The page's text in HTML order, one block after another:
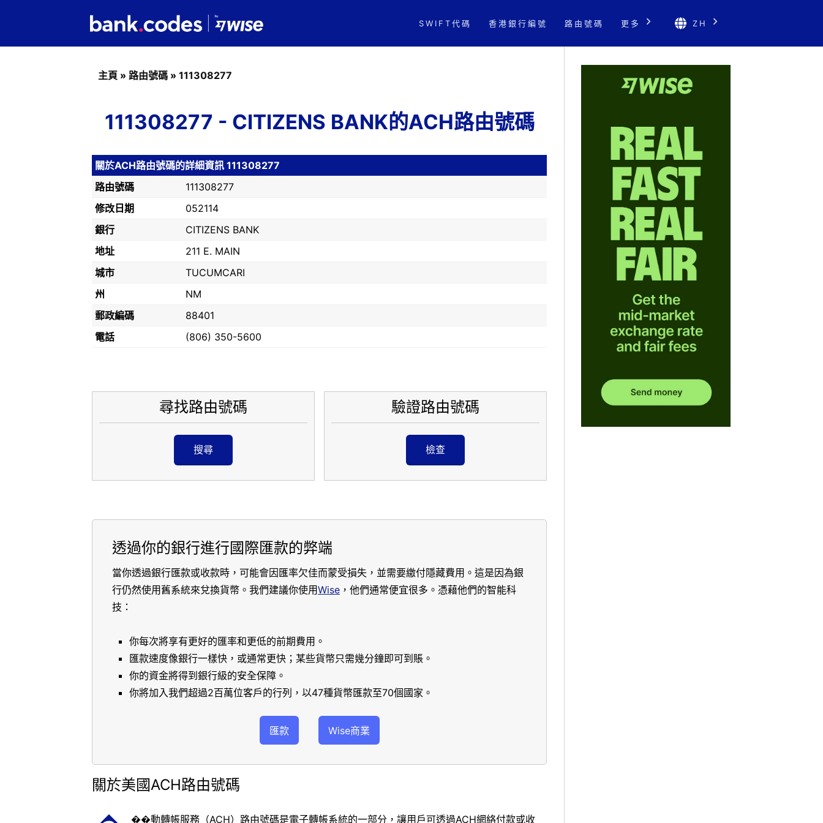
SWIFT代碼 香港銀行編號 路由號碼 更多 ZH
主頁 » 路由號碼 » 111308277
111308277 - CITIZENS BANK的ACH路由號碼
關於ACH路由號碼的詳細資訊 111308277
路由號碼
111308277
修改日期
052114
銀行
CITIZENS BANK
地址
211 E. MAIN
城市
TUCUMCARI
州
NM
郵政編碼
88401
電話
(806) 350-5600
尋找路由號碼
搜尋
驗證路由號碼
檢查
透過你的銀行進行國際匯款的弊端
當你透過銀行匯款或收款時，可能會因匯率欠佳而蒙受損失，並需要繳付隱藏費用。這是因為銀
行仍然使用舊系統來兌換貨幣。我們建議你使用Wise ，他們通常便宜很多。憑藉他們的智能科
技：
你每次將享有更好的匯率和更低的前期費用。
匯款速度像銀行一樣快，或通常更快；某些貨幣只需幾分鐘即可到賬。
你的資金將得到銀行級的安全保障。
你將加入我們超過2百萬位客戶的行列，以47種貨幣匯款至70個國家。
匯款 Wise商業
關於美國ACH路由號碼
��動轉帳服務（ACH）路由號碼是電子轉帳系統的一部分，讓用戶可透過ACH網絡付款或收